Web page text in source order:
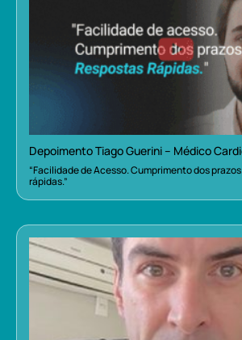
Depoimento Tiago Guerini – Médico
“Facilidade de Acesso. Cumprimento dos
rápidas.”